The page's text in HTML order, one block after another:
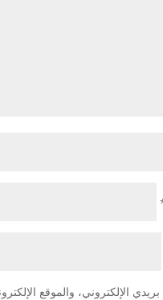
الإلكتروني، والموقع